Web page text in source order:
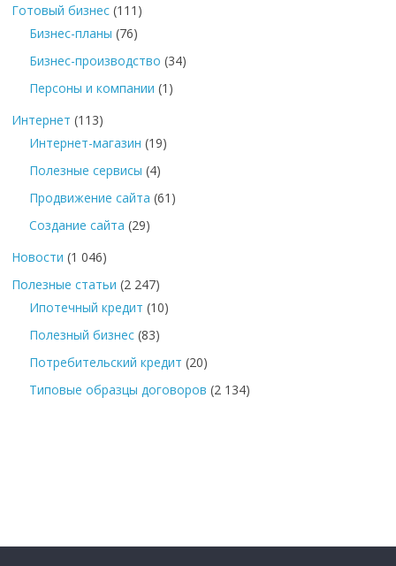
Готовый бизнес (111)
Бизнес-планы (76)
Бизнес-производство (34)
Персоны и компании (1)
Интернет (113)
Интернет-магазин (19)
Полезные сервисы (4)
Продвижение сайта (61)
Создание сайта (29)
Новости (1 046)
Полезные статьи (2 247)
Ипотечный кредит (10)
Полезный бизнес (83)
Потребительский кредит (20)
Типовые образцы договоров (2 134)